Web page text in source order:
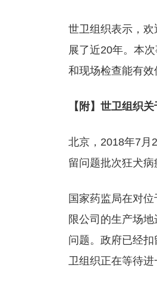
世卫组织表示，
展了近20年。本
和现场检查能有效
【附】世卫组织
北京，2018年7月
留问题批次狂犬病
国家药监局在对
限公司的生产场
问题。政府已经
卫组织正在等待进